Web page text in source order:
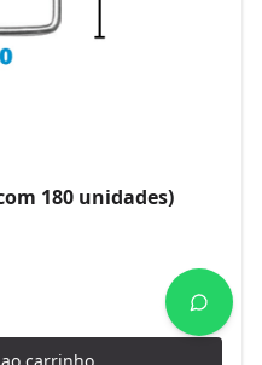
180 unidades)